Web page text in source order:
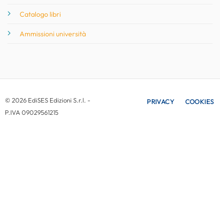
Catalogo libri
Ammissioni università
© 2026 EdiSES Edizioni S.r.l. -
P.IVA 09029561215
PRIVACY COOKIES